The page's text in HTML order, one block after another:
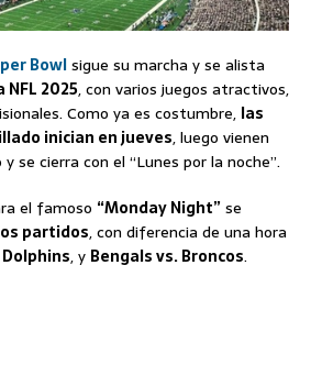
Bowlsigue su marcha y se alista
NFL 2025, con varios juegos atractivos,
Como ya es costumbre, las
inician en jueves, luego vienen
se cierra con el “Lunes por la noche”.
el famoso “Monday Night”se
partidos, con diferencia de una hora
, y Bengals vs. Broncos.